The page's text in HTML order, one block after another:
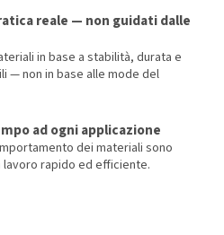
reale — non guidati dalle
in base a stabilità, durata e
— non in base alle mode del
ad ogni applicazione
dei materiali sono
rapido ed efficiente.